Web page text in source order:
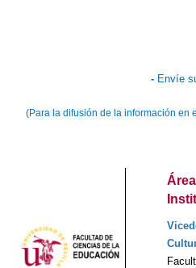
- Envíe
(Para la difusión de la información en